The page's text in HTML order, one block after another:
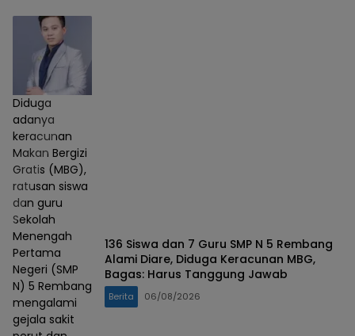
Diduga
adanya
keracunan
Makan Bergizi
Gratis (MBG),
ratusan siswa
dan guru
Sekolah
Menengah
Pertama
Negeri (SMP
N) 5 Rembang
mengalami
gejala sakit
136 Siswa dan 7 Guru SMP N 5 Rembang
Alami Diare, Diduga Keracunan MBG,
Bagas: Harus Tanggung Jawab
Berita 06/08/2026